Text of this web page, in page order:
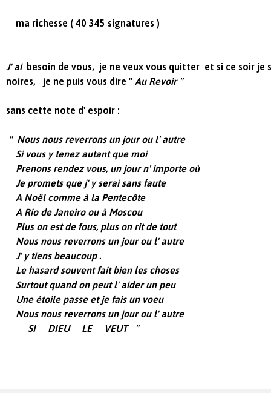
ma richesse ( 40 345 signatures )
J' ai besoin de vous, je ne veux vous quitter et si ce soir je
noires,
je ne puis vous dire " Au Revoir "
sans cette note d' espoir :
" Nous nous reverrons un jour ou l' autre
Si vous y tenez autant que moi
Prenons rendez vous, un jour n' importe où
Je promets que j' y serai sans faute
A Noël comme à la Pentecôte
A Rio de Janeiro ou à Moscou
Plus on est de fous, plus on rit de tout
Nous nous reverrons un jour ou l' autre
J' y tiens beaucoup .
Le hasard souvent fait bien les choses
Surtout quand on peut l' aider un peu
Une étoile passe et je fais un voeu
Nous nous reverrons un jour ou l' autre
SI DIEU LE VEUT "